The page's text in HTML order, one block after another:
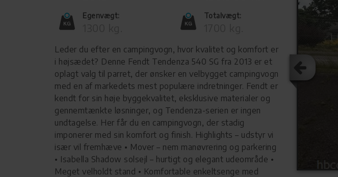
Egenvægt: Totalvægt:
Leder du efter en campingvogn, hvor kvalitet og komfort er
i højsædet? Denne Fendt Tendenza 540 SG fra 2013 er et
oplagt valg til parret, der ønsker en velbygget campingvogn
med en af markedets mest populære indretninger. Fendt er
kendt for sin høje byggekvalitet, eksklusive materialer og
gennemtænkte løsninger, og Tendenza-serien er ingen
undtagelse. Her får du en campingvogn, der stadig
imponerer med sin komfort og finish. Highlights – udstyr vi
især vil fremhæve • Mover – nem manøvrering og parkering
• Isabella Shadow solsejl – hurtigt og elegant udeområde •
Meget velholdt stand • Komfortable enkeltsenge med